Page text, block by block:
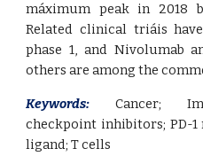
máximum peak in 2018
Related clinical triáis
phase 1, and Nivolumab
others are among the
Keywords: Cancer;
checkpoint inhibitors; PD-
ligand; T cells